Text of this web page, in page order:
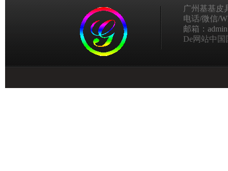
广州基基皮
电话/微信/
邮箱：
De网站中国